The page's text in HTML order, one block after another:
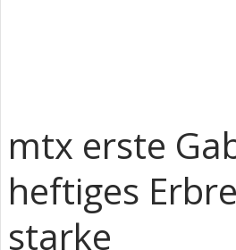
mtx erste
heftiges
starke